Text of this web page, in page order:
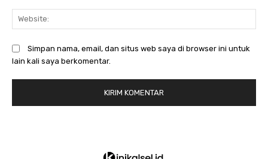
Simpan nama, email, dan situs web saya di browser ini untuk
lain kali saya berkomentar.